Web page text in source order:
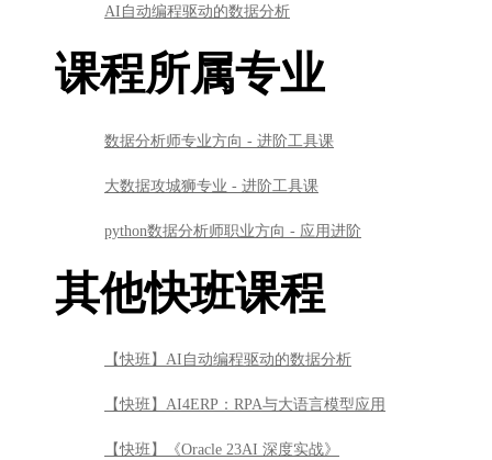
AI自动编程驱动的数据分析
课程所属专业
数据分析师专业方向 - 进阶工具课
大数据攻城狮专业 - 进阶工具课
python数据分析师职业方向 - 应用进阶
其他快班课程
【快班】AI自动编程驱动的数据分析
【快班】AI4ERP：RPA与大语言模型应用
【快班】《Oracle 23AI 深度实战》